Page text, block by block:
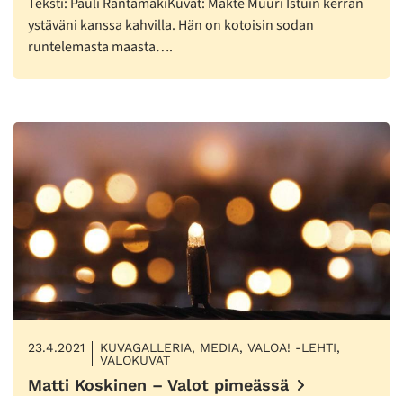
ystäväni kanssa kahvilla. Hän on kotoisin sodan
runtelemasta maasta….
23.4.2021
KUVAGALLERIA, MEDIA, VALOA! -LEHTI,
VALOKUVAT
Matti Koskinen – Valot pimeässä